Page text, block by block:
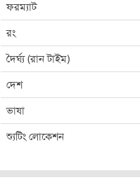
ফরম্যাট
রং
দৈর্ঘ্য (রান টাইম)
দেশ
ভাষা
শ্যুটিং লোকেশন